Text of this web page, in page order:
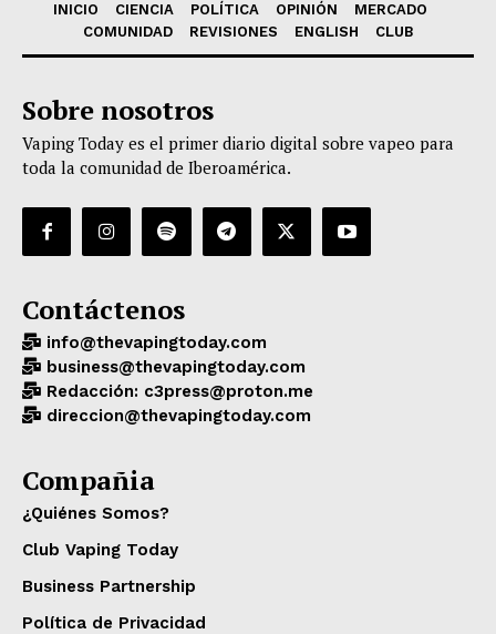
INICIO CIENCIA POLÍTICA OPINIÓN
MERCADO
COMUNIDAD
REVISIONES ENGLISH CLUB
Sobre nosotros
Vaping Today es el primer diario digital sobre vapeo para
toda la comunidad de Iberoamérica.
Contáctenos
info@thevapingtoday.com
business@thevapingtoday.com
Redacción: c3press@proton.me
direccion@thevapingtoday.com
Compañia
¿Quiénes Somos?
Club Vaping Today
Business Partnership
Política de Privacidad